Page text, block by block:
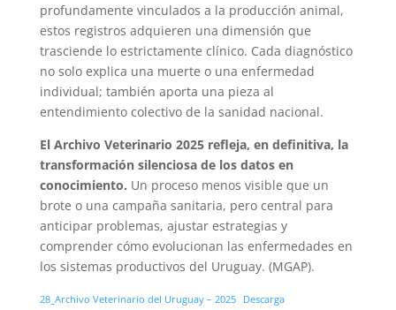
profundamente vinculados a la producción animal,
estos registros adquieren una dimensión que
trasciende lo estrictamente clínico. Cada diagnóstico
no solo explica una muerte o una enfermedad
individual; también aporta una pieza al
entendimiento colectivo de la sanidad nacional.
El Archivo Veterinario 2025 refleja, en definitiva, la
transformación silenciosa de los datos en
conocimiento. Un proceso menos visible que un
brote o una campaña sanitaria, pero central para
anticipar problemas, ajustar estrategias y
comprender cómo evolucionan las enfermedades en
los sistemas productivos del Uruguay. (MGAP).
28_Archivo Veterinario del Uruguay – 2025 Descarga